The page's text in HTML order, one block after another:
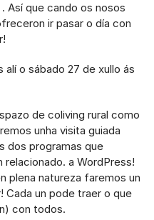
Así que cando os nosos
ir pasar o día con
alí o sábado 27 de xullo ás
unha visita guiada
dos programas que
relacionado. a WordPress!
Cada un pode traer o que
con todos.